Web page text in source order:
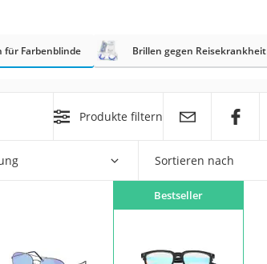
für Farbenblinde Brillen gegen Reisekrankheit
Produkte filtern
Sortieren nach
Bestseller